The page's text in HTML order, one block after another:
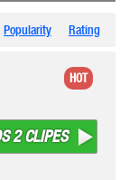
Popularity Rating
2 CLIPES
HOT